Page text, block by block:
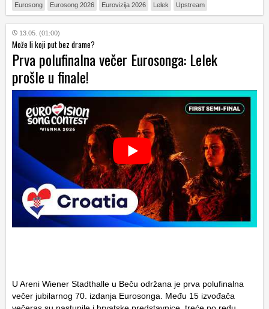
Eurosong Eurosong 2026 Eurovizija 2026 Lelek Upstream
13.05. (01:00)
Može li koji put bez drame?
Prva polufinalna večer Eurosonga: Lelek
prošle u finale!
U Areni Wiener Stadthalle u Beču održana je prva polufinalna
večer jubilarnog 70. izdanja Eurosonga. Među 15 izvođača